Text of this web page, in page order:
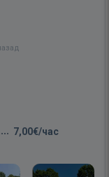
7,00€/час